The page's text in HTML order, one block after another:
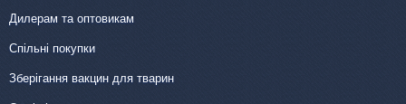
Дилерам та оптовикам
Спільні покупки
Зберігання вакцин для тварин